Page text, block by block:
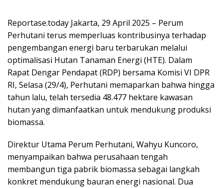
Reportase.today Jakarta, 29 April 2025 – Perum
Perhutani terus memperluas kontribusinya terhadap
pengembangan energi baru terbarukan melalui
optimalisasi Hutan Tanaman Energi (HTE). Dalam
Rapat Dengar Pendapat (RDP) bersama Komisi VI DPR
RI, Selasa (29/4), Perhutani memaparkan bahwa hingga
tahun lalu, telah tersedia 48.477 hektare kawasan
hutan yang dimanfaatkan untuk mendukung produksi
biomassa.
Direktur Utama Perum Perhutani, Wahyu Kuncoro,
menyampaikan bahwa perusahaan tengah
membangun tiga pabrik biomassa sebagai langkah
konkret mendukung bauran energi nasional. Dua